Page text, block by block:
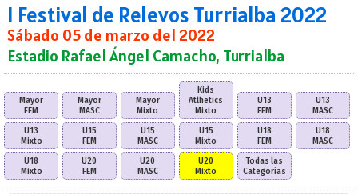
I Festival de Relevos Turrialba 2022
Sábado 05 de marzo del 2022
Estadio Rafael Ángel Camacho, Turrialba
Mayor
FEM
Mayor
MASC
Mayor
Mixto
Kids
Atlhetics
Mixto
U13
FEM
U13
MASC
U13
Mixto
U15
FEM
U15
MASC
U15
Mixto
U18
FEM
U18
MASC
U18
Mixto
U20
FEM
U20
MASC
U20
Mixto
Todas las
Categorías